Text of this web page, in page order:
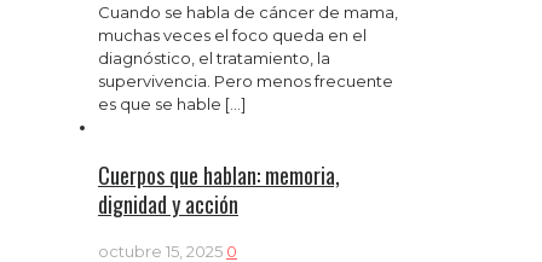
Cuando se habla de cáncer de mama,
muchas veces el foco queda en el
diagnóstico, el tratamiento, la
supervivencia. Pero menos frecuente
es que se hable […]
Cuerpos que hablan: memoria,
dignidad y acción
octubre 15, 2025 0